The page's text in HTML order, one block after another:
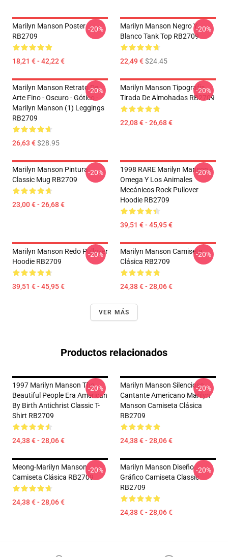
Marilyn Manson Poster
RB2709
18,21 € - 42,22 €
-20%
Marilyn Manson Negro Y
Blanco Tank Top RB2709
22,49 €$24.45
-20%
Marilyn Manson Retrato De
Arte Fino - Oscuro - Gótico -
Marilyn Manson (1) Leggings
RB2709
26,63 €$28.95
-20%
Marilyn Manson Tipografía
Tirada De Almohadas RB2709
22,08 € - 26,68 €
-20%
Marilyn Manson Pintura
Classic Mug RB2709
23,00 € - 26,68 €
-20%
1998 RARE Marilyn Manson -
Omega Y Los Animales
Mecánicos Rock Pullover
Hoodie RB2709
39,51 € - 45,95 €
-20%
Marilyn Manson Redo Pullover
Hoodie RB2709
39,51 € - 45,95 €
-20%
Marilyn Manson Camiseta
Clásica RB2709
24,38 € - 28,06 €
-20%
VER MÁS
Productos relacionados
1997 Marilyn Manson The
Beautiful People Era American
By Birth Antichrist Classic T-
Shirt RB2709
24,38 € - 28,06 €
-20%
Marilyn Manson Silencioso
Cantante Americano Marilyn
Manson Camiseta Clásica
RB2709
24,38 € - 28,06 €
-20%
Meong-Marilyn Manson
Camiseta Clásica RB2709
24,38 € - 28,06 €
-20%
Marilyn Manson Diseño
Gráfico Camiseta Classic
RB2709
24,38 € - 28,06 €
-20%